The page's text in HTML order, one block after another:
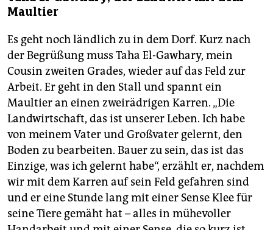
Maultier
Es geht noch ländlich zu in dem Dorf. Kurz nach
der Begrüßung muss Taha El-Gawhary, mein
Cousin zweiten Grades, wieder auf das Feld zur
Arbeit. Er geht in den Stall und spannt ein
Maultier an einen zweirädrigen Karren. „Die
Landwirtschaft, das ist unserer Leben. Ich habe
von meinem Vater und Großvater gelernt, den
Boden zu bearbeiten. Bauer zu sein, das ist das
Einzige, was ich gelernt habe“, erzählt er, nachdem
wir mit dem Karren auf sein Feld gefahren sind
und er eine Stunde lang mit einer Sense Klee für
seine Tiere gemäht hat – alles in mühevoller